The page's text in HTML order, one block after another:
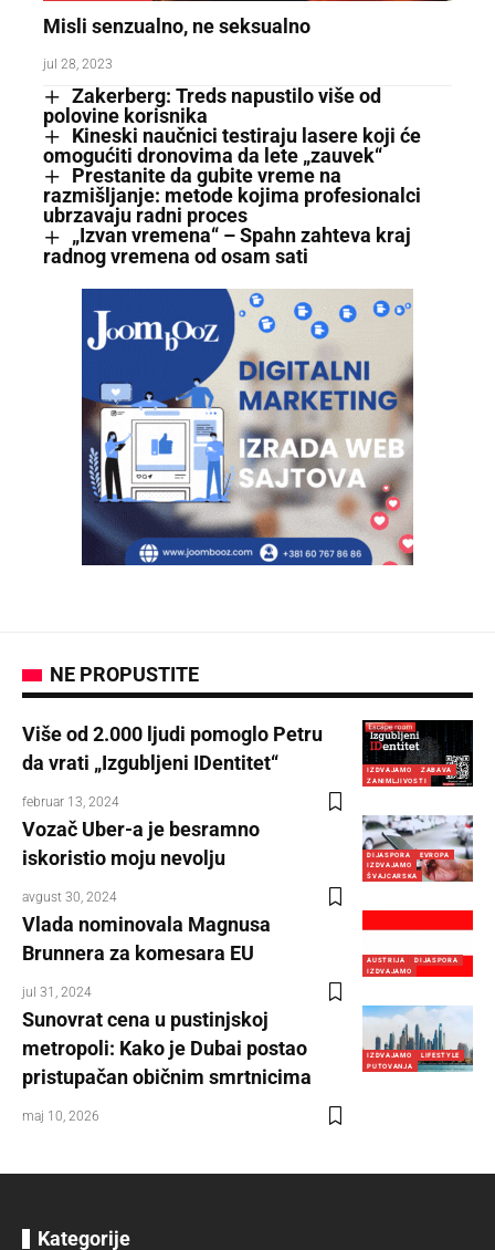
Misli senzualno, ne seksualno
jul 28, 2023
Zakerberg: Treds napustilo više od
polovine korisnika
Kineski naučnici testiraju lasere koji će
omogućiti dronovima da lete „zauvek“
Prestanite da gubite vreme na
razmišljanje: metode kojima profesionalci
ubrzavaju radni proces
„Izvan vremena“ – Spahn zahteva kraj
radnog vremena od osam sati
NE PROPUSTITE
IZDVAJAMO
ZABAVA
ZANIMLJIVOSTI
Više od 2.000 ljudi pomoglo Petru
da vrati „Izgubljeni IDentitet“
februar 13, 2024
DIJASPORA
EVROPA
IZDVAJAMO
ŠVAJCARSKA
Vozač Uber-a je besramno
iskoristio moju nevolju
avgust 30, 2024
AUSTRIJA
DIJASPORA
IZDVAJAMO
Vlada nominovala Magnusa
Brunnera za komesara EU
jul 31, 2024
IZDVAJAMO
LIFESTYLE
PUTOVANJA
Sunovrat cena u pustinjskoj
metropoli: Kako je Dubai postao
pristupačan običnim smrtnicima
maj 10, 2026
Kategorije